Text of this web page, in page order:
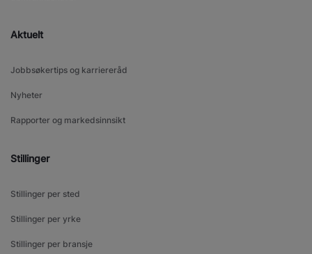
Aktuelt
Jobbsøkertips og karriereråd
Nyheter
Rapporter og markedsinnsikt
Stillinger
Stillinger per sted
Stillinger per yrke
Stillinger per bransje